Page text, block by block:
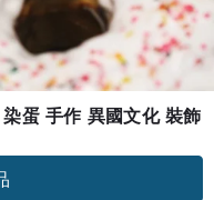
蛋 手作 異國文化 裝飾